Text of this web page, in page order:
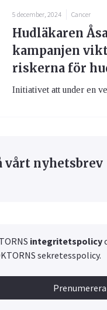
5 december, 2024 Cancer
Hudläkaren
kampanjen
riskerna för
Initiativet att under en
vårt nyhetsbrev
integritetspolicy
sekretesspolicy.
Prenumerera